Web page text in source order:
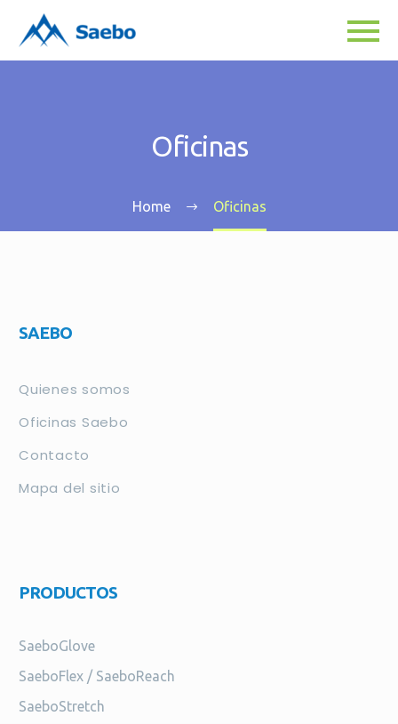
Oficinas
Home Oficinas
SAEBO
Quienes somos
Oficinas Saebo
Contacto
Mapa del sitio
PRODUCTOS
SaeboGlove
SaeboFlex / SaeboReach
SaeboStretch